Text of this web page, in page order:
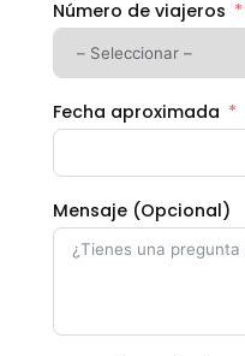
Número de viajeros
Fecha aproximada
Mensaje (Opcional)